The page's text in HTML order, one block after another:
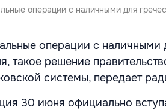
операции с наличными для
операции с наличными
такое решение
системы, передает
30 июня официально